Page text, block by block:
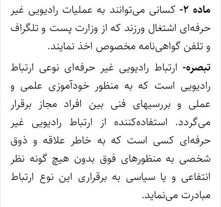
‌ماده ۲-
کسانی می‌توانند به عملیات رادیویی غیر
حرفه‌ای اشتغال ورزند که از وزارت پست و تلگراف
و تلفن گواهی‌نامه مخصوص اخذ نمایند.
‌تبصره- ارتباط رادیویی غیر حرفه‌ای نوعی ارتباط
رادیویی است که به منظور خودآموزی علمی و
عملی و بررسیهای فنی بین افراد مجاز برقرار‌
می‌گردد. استفاده‌کننده از ارتباط رادیویی غیر
حرفه‌ای کسی است که به خاطر علاقه و ذوق
شخصی به منظورهای فوق بدون هیچ گونه نظر
انتفاعی و یا‌ سیاسی به برقراری این نوع ارتباط
مبادرت می‌نماید.